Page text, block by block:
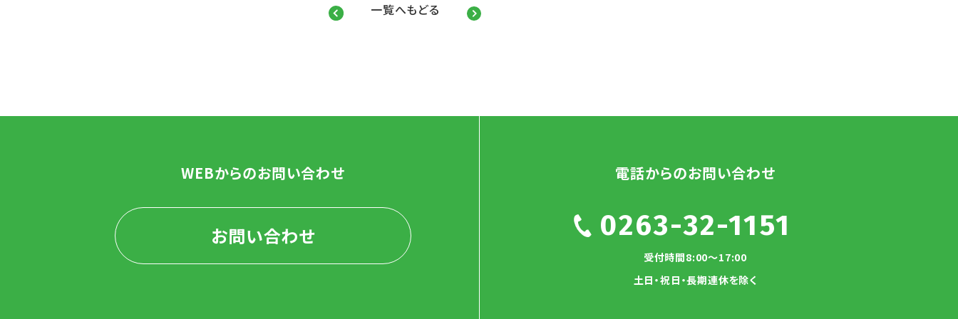
一覧へもどる
WEBからのお問い合わせ
お問い合わせ
電話からのお問い合わせ
0263-32-1151
受付時間8:00～17:00
土日・祝日・長期連休を除く